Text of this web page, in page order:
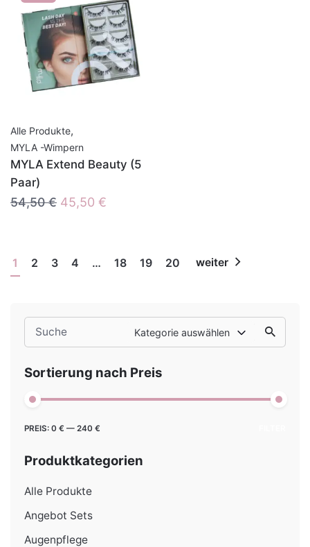
Search
for
Kategorie auswählen
Sortierung nach Preis
Min.
Max.
PREIS: 0 € — 240 €
Produktkategorien
Alle Produkte
Angebot Sets
Augenpflege
Alle Produkte,
MYLA -Wimpern
MYLA Extend Beauty (5
Paar)
54,50€ Ursprünglicher
54,50 €
45,50 €
45,50 €.
1 2 3 4 … 18 19 20 weiter